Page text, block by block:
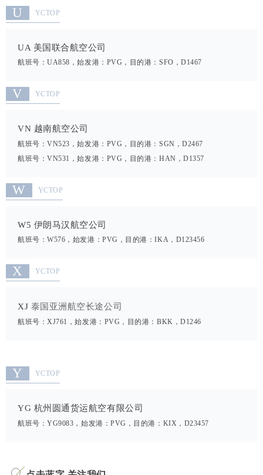
U YCTOP
UA 美国联合航空公司
航班号：UA858，始发港：PVG，目的港：SFO，D1467
V YCTOP
VN 越南航空公司
航班号：VN523，始发港：PVG，目的港：SGN，D2467
航班号：VN531，始发港：PVG，目的港：HAN，D1357
W YCTOP
W5 伊朗马汉航空公司
航班号：W576，始发港：PVG，目的港：IKA，D123456
X YCTOP
XJ 泰国亚洲航空长途公司
航班号：XJ761，始发港：PVG，目的港：BKK，D1246
Y YCTOP
YG 杭州圆通货运航空有限公司
航班号：YG9083，始发港：PVG，目的港：KIX，D23457